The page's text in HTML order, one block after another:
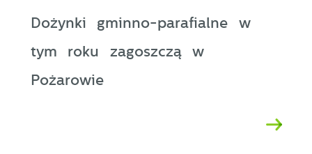
Dożynki gminno-parafialne w
tym roku zagoszczą w
Pożarowie